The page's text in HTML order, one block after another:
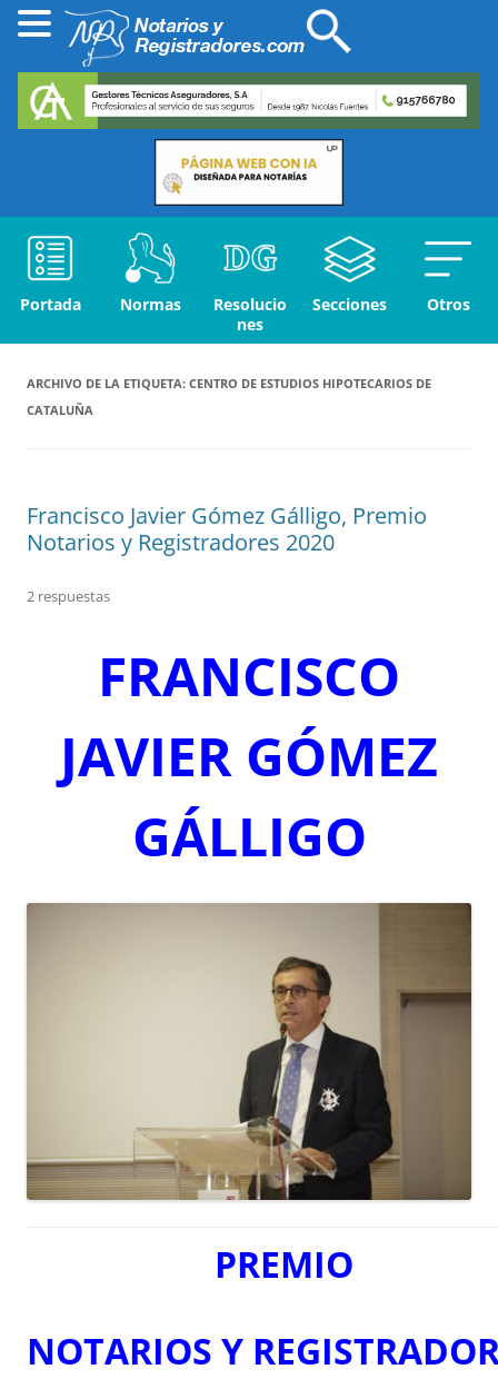
Portada Normas
Resolucio
nes
Secciones Otros
ARCHIVO DE LA ETIQUETA: CENTRO DE ESTUDIOS HIPOTECARIOS DE
CATALUÑA
Francisco Javier Gómez Gálligo, Premio
Notarios y Registradores 2020
2 respuestas
FRANCISCO
JAVIER GÓMEZ
GÁLLIGO
PREMIO
NOTARIOS Y